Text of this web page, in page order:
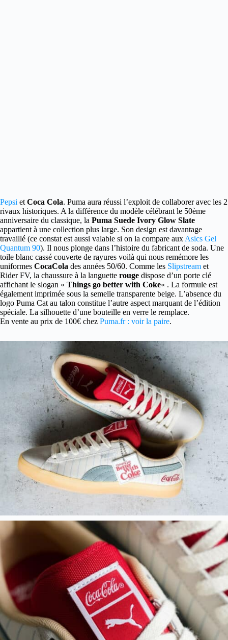
Pepsi et Coca Cola. Puma aura réussi l’exploit de collaborer avec les 2
rivaux historiques. A la différence du modèle célébrant le 50ème
anniversaire du classique, la Puma Suede Ivory Glow Slate
appartient à une collection plus large. Son design est davantage
travaillé (ce constat est aussi valable si on la compare aux Asics Gel
Quantum 90). Il nous plonge dans l’histoire du fabricant de soda. Une
toile blanc cassé couverte de rayures voilà qui nous remémore les
uniformes CocaCola des années 50/60. Comme les Slipstream et
Rider FV, la chaussure à la languette rouge dispose d’un porte clé
affichant le slogan « Things go better with Coke« . La formule est
également imprimée sous la semelle transparente beige. L’absence du
logo Puma Cat au talon constitue l’autre aspect marquant de l’édition
spéciale. La silhouette d’une bouteille en verre le remplace.
En vente au prix de 100€ chez Puma.fr : voir la paire.